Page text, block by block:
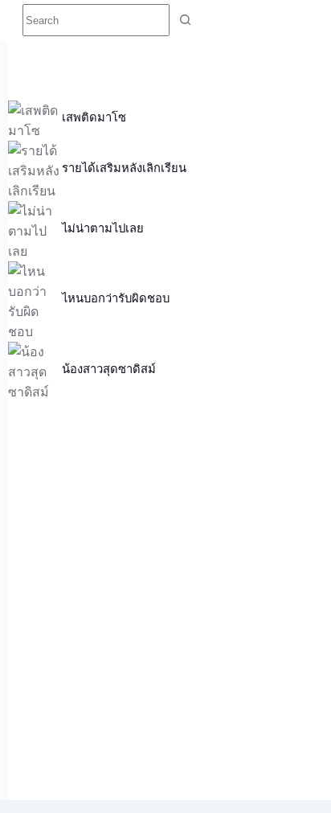
เสพติดมาโซ
รายได้เสริมหลังเลิกเรียน
ไม่น่าตามไปเลย
ไหนบอกว่ารับผิดชอบ
น้องสาวสุดซาดิสม์